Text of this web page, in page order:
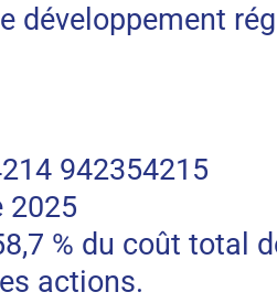
développement
942354215
2025
% du coût total
actions.